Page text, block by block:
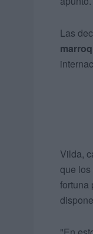
Las
Vilda,
que
fortuna